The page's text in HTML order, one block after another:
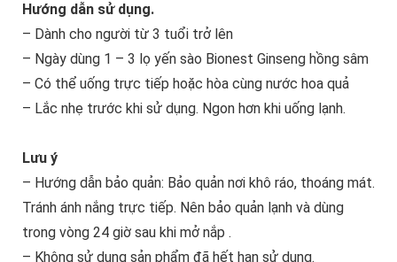
Hướng dẫn sử dụng.
– Dành cho người từ 3 tuổi trở lên
– Ngày dùng 1 – 3 lọ yến sào Bionest Ginseng hồng sâm
– Có thể uống trực tiếp hoặc hòa cùng nước hoa quả
– Lắc nhẹ trước khi sử dụng. Ngon hơn khi uống lạnh.
Lưu ý
– Hướng dẫn bảo quản: Bảo quản nơi khô ráo, thoáng mát.
Tránh ánh nắng trực tiếp. Nên bảo quản lạnh và dùng
trong vòng 24 giờ sau khi mở nắp .
– Không sử dụng sản phẩm đã hết hạn sử dụng.